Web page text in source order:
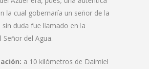
la cual gobernaría un señor de la
sin duda fue llamado en la
Señor del Agua.
a 10 kilómetros de Daimiel